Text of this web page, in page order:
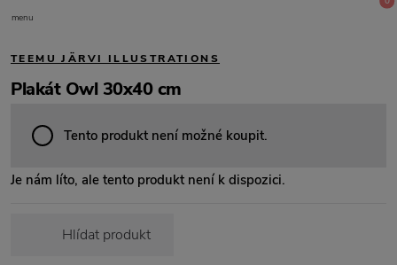
menu
TEEMU JÄRVI ILLUSTRATIONS
Plakát Owl 30x40 cm
Tento produkt není možné koupit.
Je nám líto, ale tento produkt není k dispozici.
Hlídat produkt